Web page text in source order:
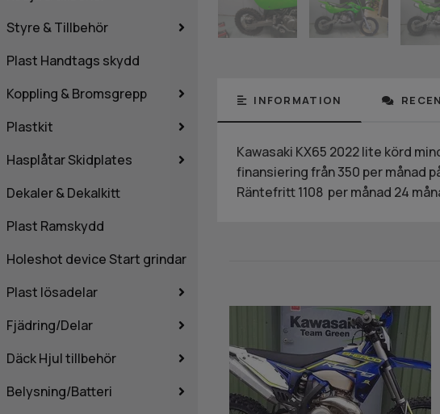
Styre & Tillbehör
Plast Handtags skydd
Koppling & Bromsgrepp
Plastkit
Hasplåtar Skidplates
Dekaler & Dekalkitt
Plast Ramskydd
Holeshot device Start grindar
Plast lösadelar
Fjädring/Delar
Däck Hjul tillbehör
Belysning/Batteri
INFORMATION
Kawasaki KX65 2022 lite körd
finansiering från 350 per månad
Räntefritt 1108 per månad 24